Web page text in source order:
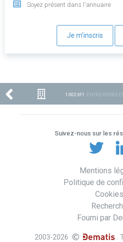
Soyez présent dans l'annuaire
Je m'inscris
1 002 611 ENTREPRISES
Suivez-nous sur les
Mentions
Politique de
Cookies
Fourni par
2003-2026 .